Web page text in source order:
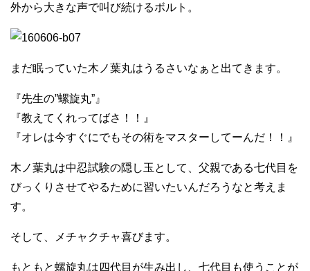
外から大きな声で叫び続けるボルト。
まだ眠っていた木ノ葉丸はうるさいなぁと出てきます。
『先生の”螺旋丸”』
『教えてくれってばさ！！』
『オレは今すぐにでもその術をマスターしてーんだ！！』
木ノ葉丸は中忍試験の隠し玉として、父親である七代目を
びっくりさせてやるために習いたいんだろうなと考えま
す。
そして、メチャクチャ喜びます。
もともと螺旋丸は四代目が生み出し、七代目も使うことが